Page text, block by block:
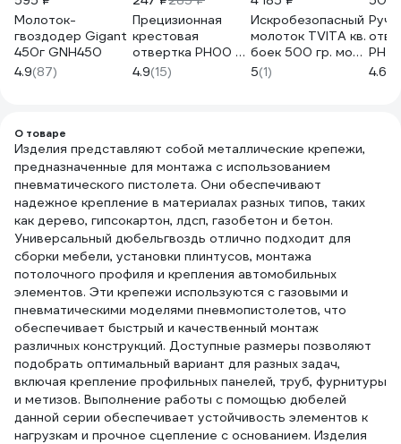
Молоток-
гвоздодер Gigant
450г GNH450
4.9(87)
Прецизионная
крестовая
отвертка PH00 x
50 мм NEO TOOLS
S2 04-115
4.9(15)
Искробезопасный
молоток TVITA кв.
боек 500 гр. мод.
186A Al-Cu
TT1186A-1002A
5(1)
PH2
4.6
О товаре
Изделия представляют собой металлические крепежи,
предназначенные для монтажа с использованием
пневматического пистолета. Они обеспечивают
надежное крепление в материалах разных типов, таких
как дерево, гипсокартон, лдсп, газобетон и бетон.
Универсальный дюбельгвоздь отлично подходит для
сборки мебели, установки плинтусов, монтажа
потолочного профиля и крепления автомобильных
элементов. Эти крепежи используются с газовыми и
пневматическими моделями пневмопистолетов, что
обеспечивает быстрый и качественный монтаж
различных конструкций. Доступные размеры позволяют
подобрать оптимальный вариант для разных задач,
включая крепление профильных панелей, труб, фурнитуры
и метизов. Выполнение работы с помощью дюбелей
данной серии обеспечивает устойчивость элементов к
нагрузкам и прочное сцепление с основанием. Изделия